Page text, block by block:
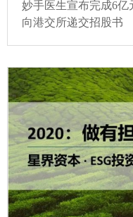
妙手医生宣布完成6亿
向港交所递交招股书